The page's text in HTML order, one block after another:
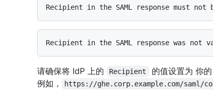
请确保将 IdP 上的 Recipient
的值设置为 你
例如，
https://ghe.corp.example.com/saml/